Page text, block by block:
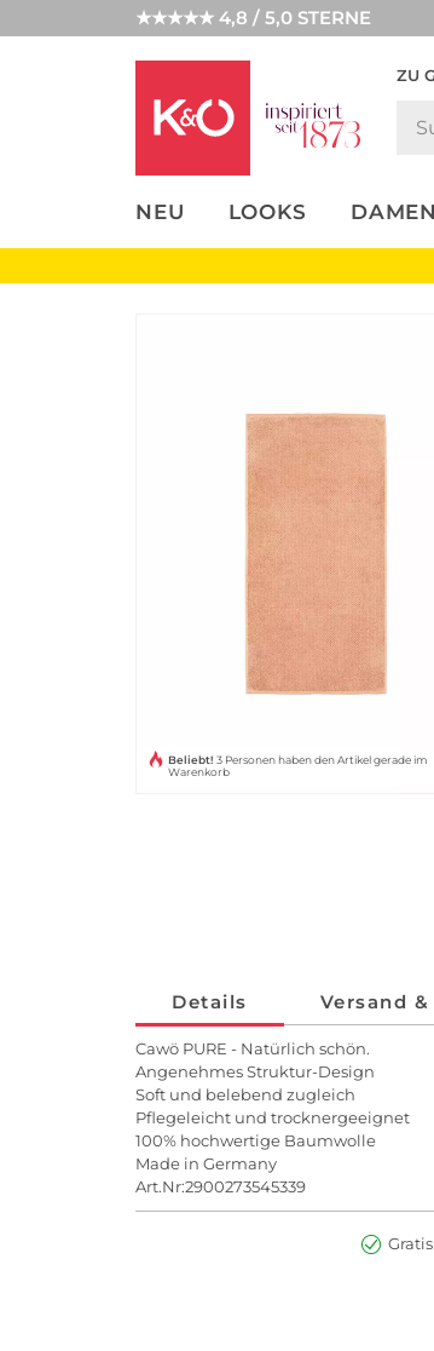
★★★★★ 4,8 / 5,0 STERNE
ZU
NEU LOOKS DAMEN
UNSERE APP
CLICK &
Beliebt! 3 Personen haben den Artikel gerade im
Warenkorb
Details Versand
Cawö PURE - Natürlich schön.
Angenehmes Struktur-Design
Soft und belebend zugleich
Pflegeleicht und trocknergeeignet
100% hochwertige Baumwolle
Made in Germany
Art.Nr:2900273545339